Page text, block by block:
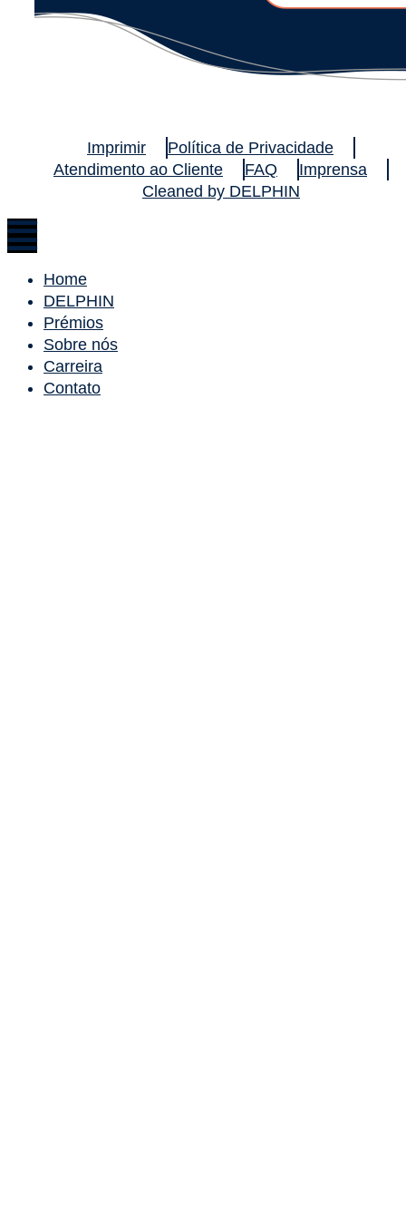
Imprimir
Política de Privacidade
Atendimento ao Cliente
FAQ
Imprensa
Cleaned by DELPHIN
Home
DELPHIN
Prémios
Sobre nós
Carreira
Contato